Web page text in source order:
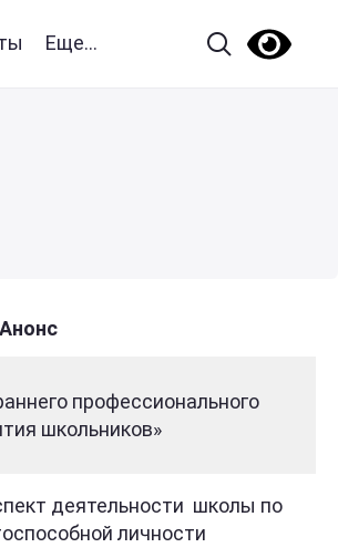
Еще...
Анонс
профессионального
школьников»
деятельности школы по
личности